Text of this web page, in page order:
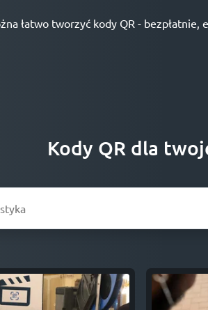
łatwo tworzyć kody QR - bezpłatnie,
Kody QR dla